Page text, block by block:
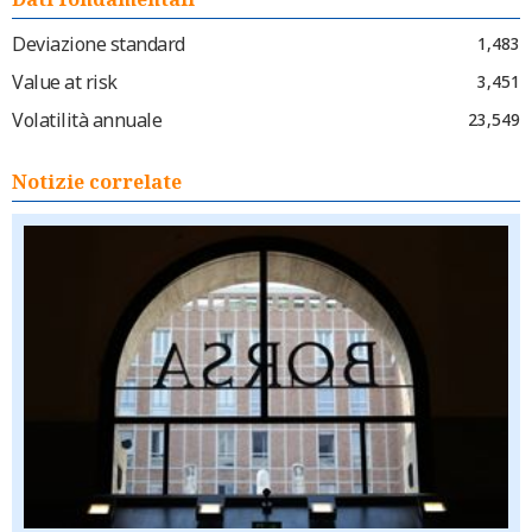
Deviazione standard
1,483
Value at risk 3,451
Volatilità annuale 23,549
Notizie correlate